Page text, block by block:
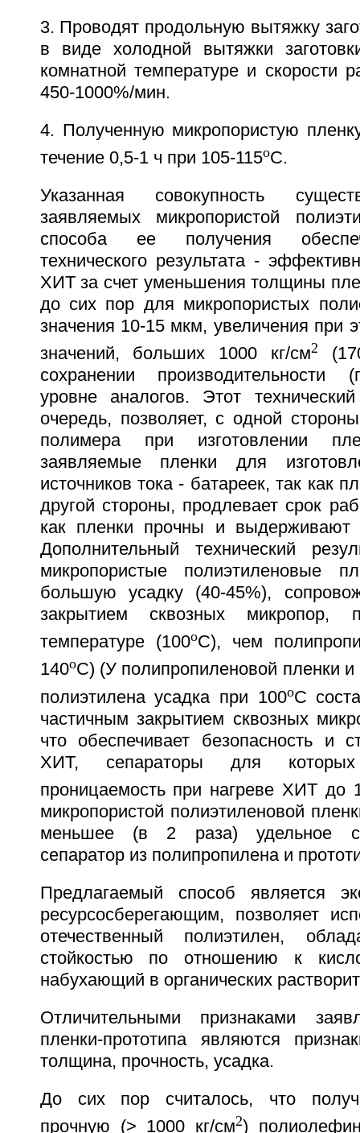
3. Проводят продольную вытяжку
в виде холодной вытяжки
комнатной температуре и скорости
450-1000%/мин.
4. Полученную микропористую
течение 0,5-1 ч при 105-115oC.
Указанная совокупность
заявляемых микропористой
способа ее получения
технического результата -
ХИТ за счет уменьшения толщины
до сих пор для микропористых
значения 10-15 мкм, увеличения при
значений, больших 1000 кг/см2
сохранении производительности
уровне аналогов. Этот
очередь, позволяет, с одной
полимера при изготовлении
заявляемые пленки для
источников тока - батареек, так как
другой стороны, продлевает срок
как пленки прочны и выдерживают
Дополнительный технический
микропористые полиэтиленовые
большую усадку (40-45%),
закрытием сквозных микропор,
температуре (100oC), чем
140oC) (У полипропиленовой пленки и
полиэтилена усадка при 100oC
частичным закрытием сквозных
что обеспечивает безопасность и
ХИТ, сепараторы для
проницаемость при нагреве ХИТ до
микропористой полиэтиленовой
меньшее (в 2 раза) удельное
сепаратор из полипропилена и
Предлагаемый способ является
ресурсосберегающим, позволяет
отечественный полиэтилен,
стойкостью по отношению к
набухающий в органических
Отличительными признаками
пленки-прототипа являются
толщина, прочность, усадка.
До сих пор считалось, что
прочную (> 1000 кг/см2)